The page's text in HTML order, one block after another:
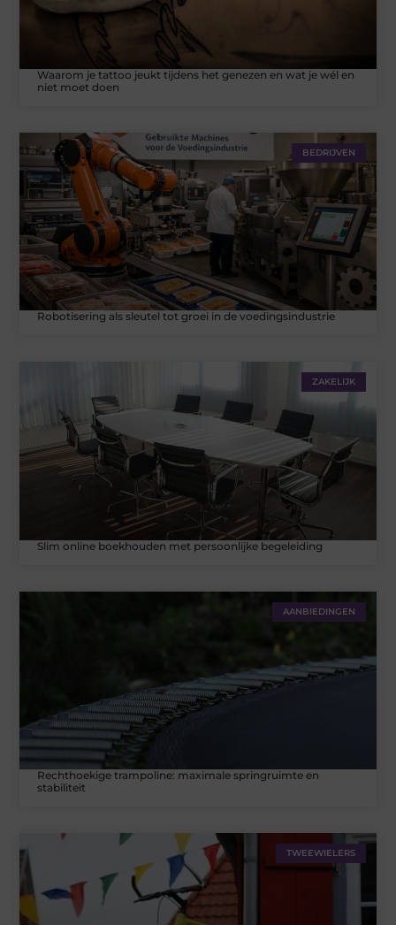
Waarom je tattoo jeukt tijdens het genezen en wat je wél en
niet moet doen
BEDRIJVEN
Robotisering als sleutel tot groei in de voedingsindustrie
ZAKELIJK
Slim online boekhouden met persoonlijke begeleiding
AANBIEDINGEN
Rechthoekige trampoline: maximale springruimte en
stabiliteit
TWEEWIELERS